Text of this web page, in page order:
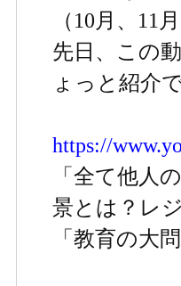
（10月、11
先日、この
ょっと紹介
https://
「全て他人
景とは？レ
「教育の大